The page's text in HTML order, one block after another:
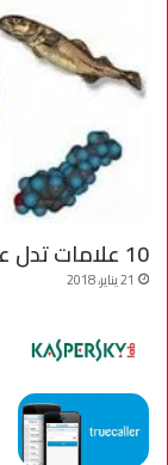
10 علامات تدل على نقص ” فيتامين د ” في الجسم
21 يناير، 2018